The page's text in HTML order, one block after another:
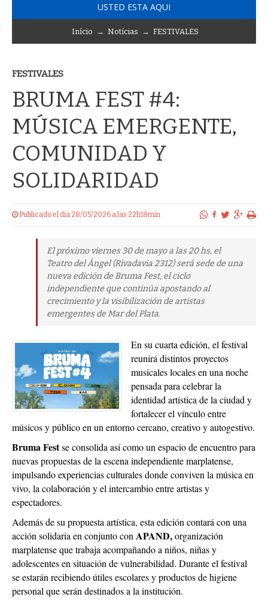
USTED ESTA AQUI
Início → Notícias → FESTIVALES
FESTIVALES
BRUMA FEST #4:
MÚSICA EMERGENTE,
COMUNIDAD Y
SOLIDARIDAD
Publicado el dia 28/05/2026 a las 22h18min
El próximo viernes 30 de mayo a las 20 hs, el
Teatro del Ángel (Rivadavia 2312) será sede de una
nueva edición de Bruma Fest, el ciclo
independiente que continúa apostando al
crecimiento y la visibilización de artistas
emergentes de Mar del Plata.
En su cuarta edición, el festival
reunirá distintos proyectos
musicales locales en una noche
pensada para celebrar la
identidad artística de la ciudad y
fortalecer el vínculo entre
músicos y público en un entorno cercano, creativo y autogestivo.
Bruma Festse consolida así como un espacio de encuentro para
nuevas propuestas de la escena independiente marplatense,
impulsando experiencias culturales donde conviven la música en
vivo, la colaboración y el intercambio entre artistas y
espectadores.
Además de su propuesta artística, esta edición contará con una
acción solidaria en conjunto con APAND,organización
marplatense que trabaja acompañando a niños, niñas y
adolescentes en situación de vulnerabilidad. Durante el festival
se estarán recibiendo útiles escolares y productos de higiene
personal que serán destinados a la institución.